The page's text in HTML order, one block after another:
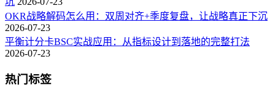
OKR战略解码怎么用：双周对齐+季度复盘，让战略真正下沉
2026-07-23
平衡计分卡BSC实战应用：从指标设计到落地的完整打法
2026-07-23
热门标签